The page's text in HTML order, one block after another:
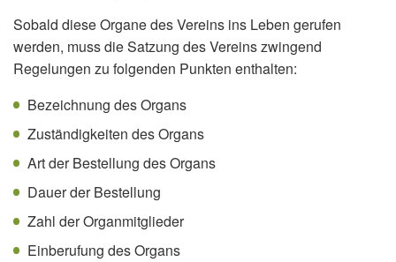
Sobald diese Organe des Vereins ins Leben gerufen
werden, muss die Satzung des Vereins zwingend
Regelungen zu folgenden Punkten enthalten:
Bezeichnung des Organs
Zuständigkeiten des Organs
Art der Bestellung des Organs
Dauer der Bestellung
Zahl der Organmitglieder
Einberufung des Organs